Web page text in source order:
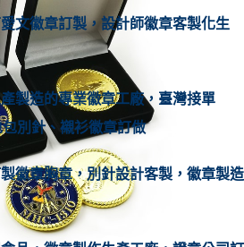
文徽章訂製，設計師徽章客製化生
製造的專業徽章工廠，臺灣接單
別針、襯衫徽章訂做
徽章胸章，別針設計客製，徽章製造